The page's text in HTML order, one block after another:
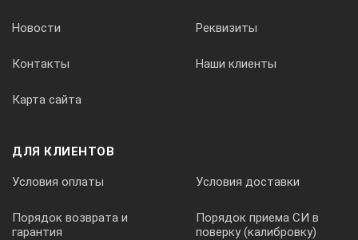
Новости Реквизиты
Контакты Наши клиенты
Карта сайта
ДЛЯ КЛИЕНТОВ
Условия оплаты Условия доставки
Порядок возврата и
гарантия
Порядок приема СИ в
поверку (калибровку)